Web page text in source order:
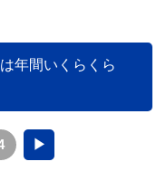
年間いくらくら
▶